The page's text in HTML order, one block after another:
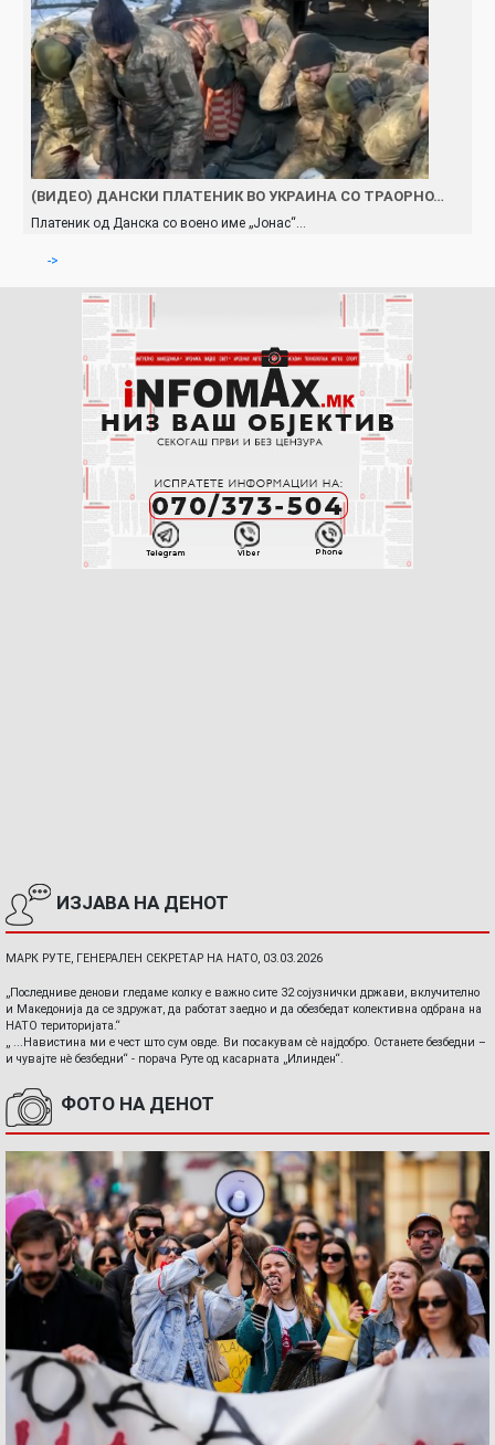
(ВИДЕО) ДАНСКИ ПЛАТЕНИК ВО УКРАИНА СО ТРАОРНО…
Платеник од Данска со воено име „Јонас“…
->
ИЗЈАВА НА ДЕНОТ
МАРК РУТЕ, ГЕНЕРАЛЕН СЕКРЕТАР НА НАТО, 03.03.2026
„Последниве денови гледаме колку е важно сите 32 сојузнички држави, вклучително
и Македонија да се здружат, да работат заедно и да обезбедат колективна одбрана на
НАТО територијата.“
„ ...Навистина ми е чест што сум овде. Ви посакувам сè најдобро. Останете безбедни –
и чувајте нè безбедни“ - порача Руте од касарната „Илинден“.
ФОТО НА ДЕНОТ